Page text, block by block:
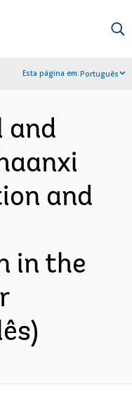
Esta página em:Português
and
and
in the